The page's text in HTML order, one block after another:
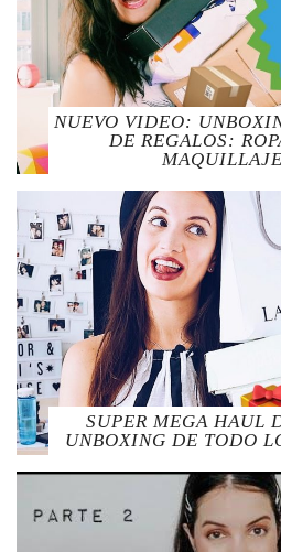
NUEVO VIDEO:
DE REGALOS:
SUPER MEGA HAUL
UNBOXING DE TODO